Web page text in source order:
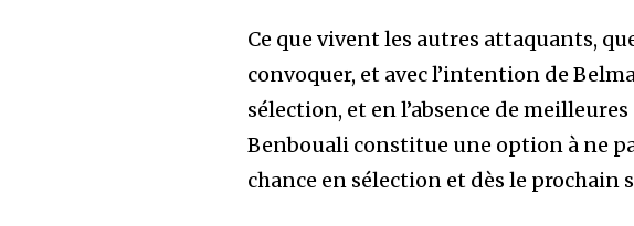
Ce que vivent les autres attaquants,
convoquer, et avec l’intention de
sélection, et en l’absence de
Benbouali constitue une option à ne
chance en sélection et dès le prochain